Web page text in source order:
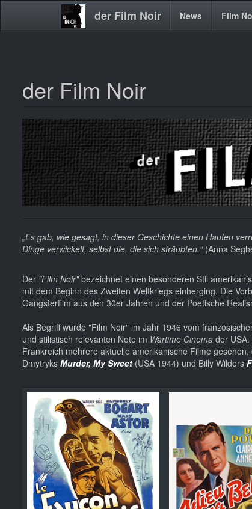
der Film Noir
Main News Film
der Film Noir
„Es gab, wie gesagt, in dieser Geschichte einen Haufen
Dinge verwickelt, selbst die, die sich sträubten.“(Anna
Der "Film Noir"bezeichnet einen besonderen Stil
mit dem Beginn des Zweiten Weltkriegs einherging. Die
Gangsterfilm aus den 30er Jahren und der Poetische
Als Begriff wurde "Film Noir" im Jahr 1946 vom
und stilistisch relevanten Note im Wartime Cinema der
Frankreich mehrere aktuelle amerikanische Filme
Dmytryks Murder, My Sweet (USA 1944) und Billy Wilders